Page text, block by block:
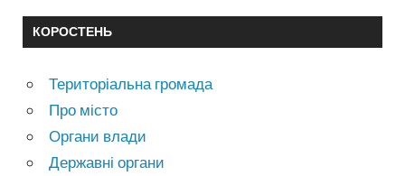
КОРОСТЕНЬ
Територіальна громада
Про місто
Органи влади
Державні органи